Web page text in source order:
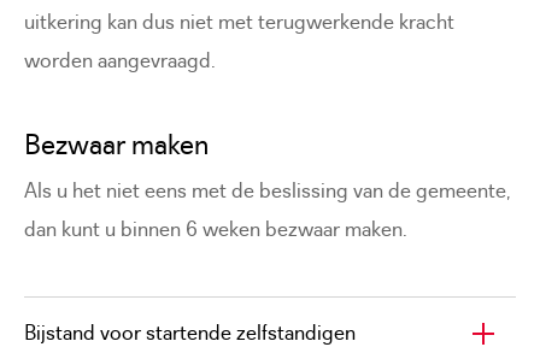
uitkering kan dus niet met terugwerkende kracht
worden aangevraagd.
Bezwaar maken
Als u het niet eens met de beslissing van de gemeente,
dan kunt u binnen 6 weken bezwaar maken.
Bijstand voor startende zelfstandigen